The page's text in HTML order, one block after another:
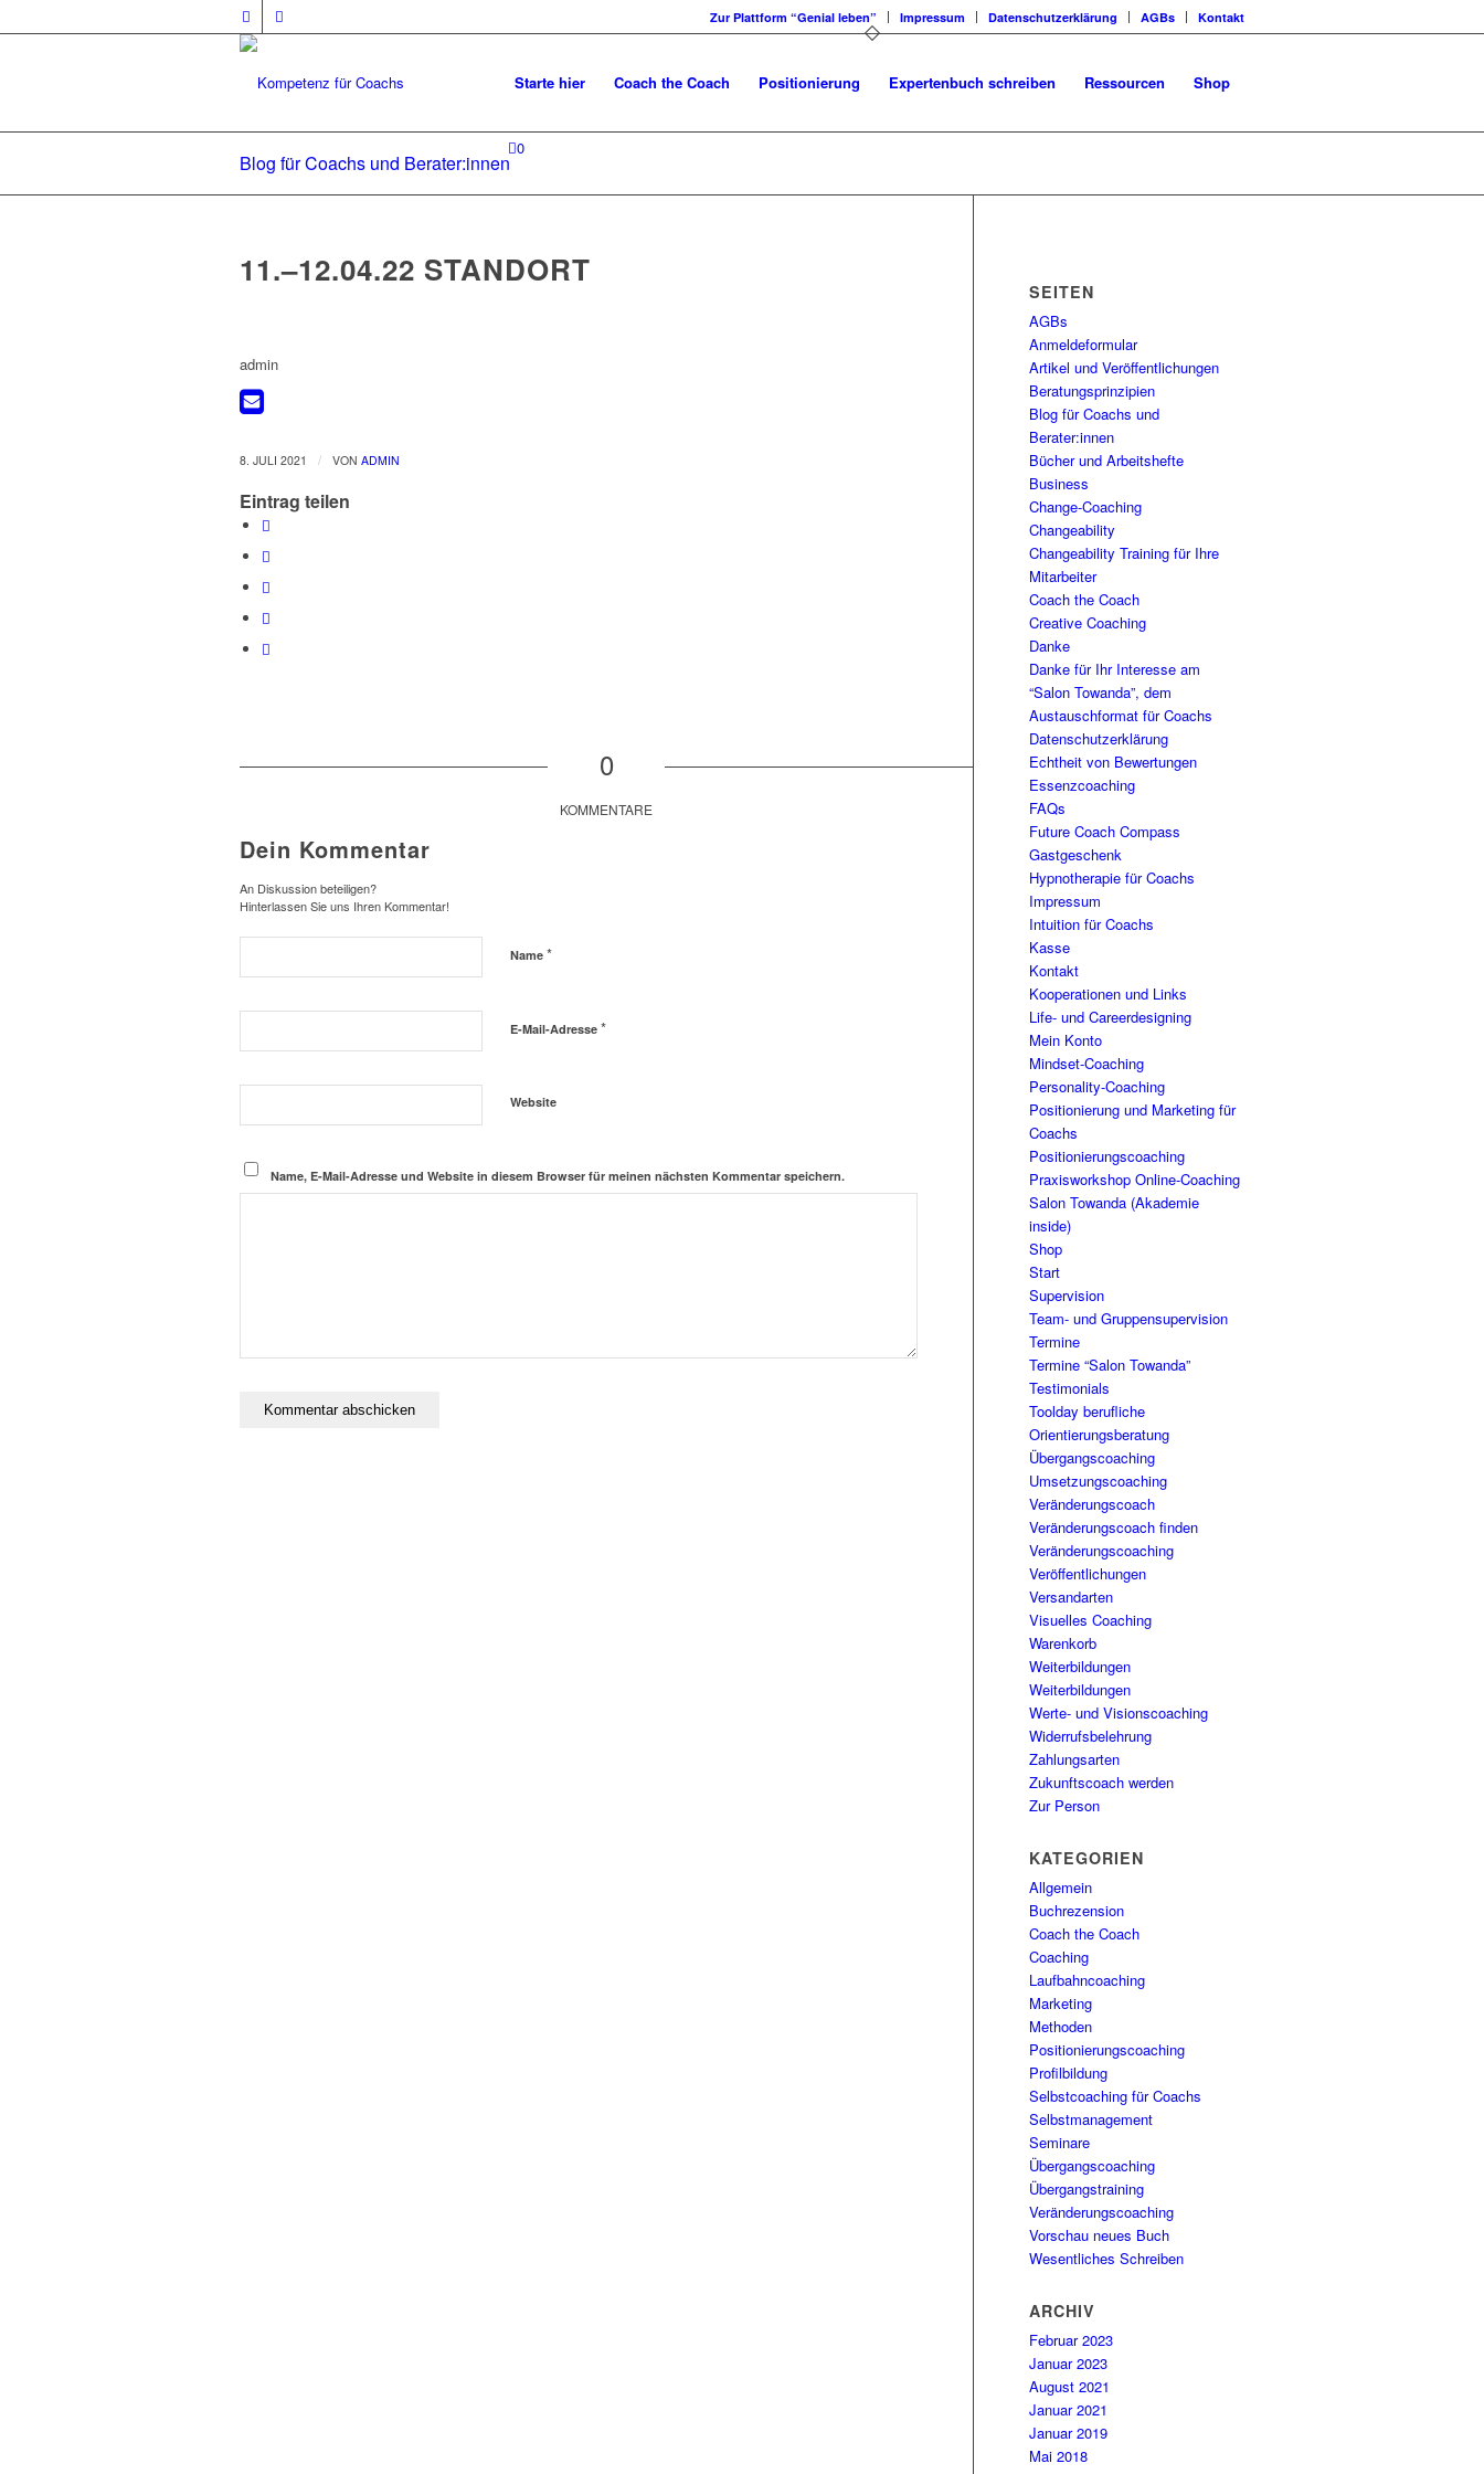
Zur Plattform “Genial leben” Impressum Datenschutzerklärung AGBs Kontakt
Starte hier Coach the Coach Positionierung Expertenbuch schreiben Ressourcen Shop
0
Blog für Coachs und Berater:innen
11.–12.04.22 STANDORT
admin
8. JULI 2021 / VON ADMIN
Eintrag teilen
0
KOMMENTARE
Dein Kommentar
An Diskussion beteiligen?
Hinterlassen Sie uns Ihren Kommentar!
Name *
E-Mail-Adresse *
Website
Name, E-Mail-Adresse und Website in diesem Browser für meinen nächsten Kommentar speichern.
SEITEN
AGBs
Anmeldeformular
Artikel und Veröffentlichungen
Beratungsprinzipien
Blog für Coachs und
Berater:innen
Bücher und Arbeitshefte
Business
Change-Coaching
Changeability
Changeability Training für Ihre
Mitarbeiter
Coach the Coach
Creative Coaching
Danke
Danke für Ihr Interesse am
“Salon Towanda”, dem
Austauschformat für Coachs
Datenschutzerklärung
Echtheit von Bewertungen
Essenzcoaching
FAQs
Future Coach Compass
Gastgeschenk
Hypnotherapie für Coachs
Impressum
Intuition für Coachs
Kasse
Kontakt
Kooperationen und Links
Life- und Careerdesigning
Mein Konto
Mindset-Coaching
Personality-Coaching
Positionierung und Marketing für
Coachs
Positionierungscoaching
Praxisworkshop Online-Coaching
Salon Towanda (Akademie
inside)
Shop
Start
Supervision
Team- und Gruppensupervision
Termine
Termine “Salon Towanda”
Testimonials
Toolday berufliche
Orientierungsberatung
Übergangscoaching
Umsetzungscoaching
Veränderungscoach
Veränderungscoach finden
Veränderungscoaching
Veröffentlichungen
Versandarten
Visuelles Coaching
Warenkorb
Weiterbildungen
Weiterbildungen
Werte- und Visionscoaching
Widerrufsbelehrung
Zahlungsarten
Zukunftscoach werden
Zur Person
KATEGORIEN
Allgemein
Buchrezension
Coach the Coach
Coaching
Laufbahncoaching
Marketing
Methoden
Positionierungscoaching
Profilbildung
Selbstcoaching für Coachs
Selbstmanagement
Seminare
Übergangscoaching
Übergangstraining
Veränderungscoaching
Vorschau neues Buch
Wesentliches Schreiben
ARCHIV
Februar 2023
Januar 2023
August 2021
Januar 2021
Januar 2019
Mai 2018